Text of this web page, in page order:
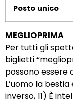
Posto unico
MEGLIOPRIMA
Per tutti gli
biglietti
possono essere
L’uomo la
inverso, 11) È